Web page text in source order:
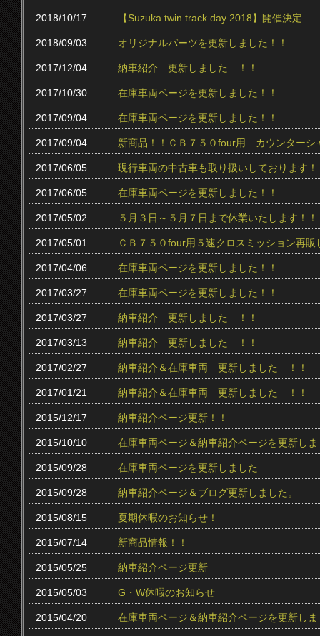
2018/10/17 【Suzuka twin track day 2018】開催決定
2018/09/03 オリジナルパーツを更新しました！！
2017/12/04 納車紹介 更新しました ！！
2017/10/30 在庫車両ページを更新しました！！
2017/09/04 在庫車両ページを更新しました！！
2017/09/04 新商品！！ＣＢ７５０four用 カウンター
2017/06/05 現行車両の中古車も取り扱いしております！
2017/06/05 在庫車両ページを更新しました！！
2017/05/02 ５月３日～５月７日まで休業いたします！！
2017/05/01 ＣＢ７５０four用５速クロスミッション再販
2017/04/06 在庫車両ページを更新しました！！
2017/03/27 在庫車両ページを更新しました！！
2017/03/27 納車紹介 更新しました ！！
2017/03/13 納車紹介 更新しました ！！
2017/02/27 納車紹介＆在庫車両 更新しました ！！
2017/01/21 納車紹介＆在庫車両 更新しました ！！
2015/12/17 納車紹介ページ更新！！
2015/10/10 在庫車両ページ＆納車紹介ページを更新し
2015/09/28 在庫車両ページを更新しました
2015/09/28 納車紹介ページ＆ブログ更新しました。
2015/08/15 夏期休暇のお知らせ！
2015/07/14 新商品情報！！
2015/05/25 納車紹介ページ更新
2015/05/03 G・W休暇のお知らせ
2015/04/20 在庫車両ページ＆納車紹介ページを更新し